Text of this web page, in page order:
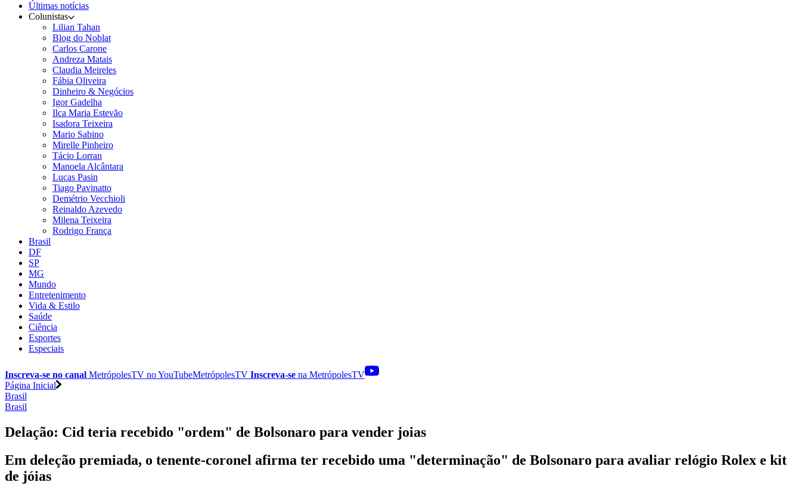
Últimas notícias
Colunistas
Lilian Tahan
Blog do Noblat
Carlos Carone
Andreza Matais
Claudia Meireles
Fábia Oliveira
Dinheiro & Negócios
Igor Gadelha
Ilca Maria Estevão
Isadora Teixeira
Mario Sabino
Mirelle Pinheiro
Tácio Lorran
Manoela Alcântara
Lucas Pasin
Tiago Pavinatto
Demétrio Vecchioli
Reinaldo Azevedo
Milena Teixeira
Rodrigo França
Brasil
DF
SP
MG
Mundo
Entretenimento
Vida & Estilo
Saúde
Ciência
Esportes
Especiais
Inscreva-se no canal MetrópolesTV noYouTubeMetrópolesTV Inscreva-se na MetrópolesTV
Página Inicial
Brasil
Brasil
Delação: Cid teria recebido "ordem" de Bolsonaro para vender joias
Em deleção premiada, o tenente-coronel afirma ter recebido uma "determinação" de Bolsonaro para avaliar relógio Rolex e kit
de jóias